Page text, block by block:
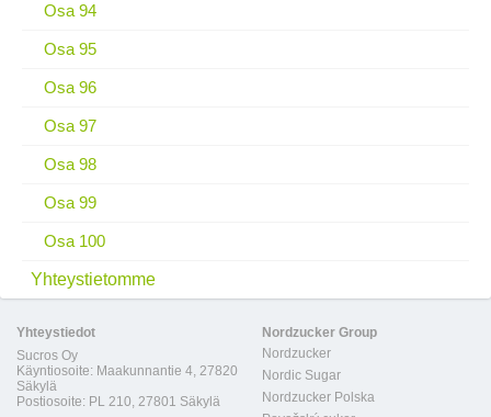
Osa 94
Osa 95
Osa 96
Osa 97
Osa 98
Osa 99
Osa 100
Yhteystietomme
Yhteystiedot
Sucros Oy
Käyntiosoite: Maakunnantie 4, 27820
Säkylä
Postiosoite: PL 210, 27801 Säkylä
Nordzucker Group
Nordzucker
Nordic Sugar
Nordzucker Polska